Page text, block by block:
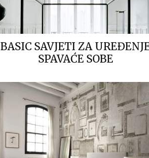
BASIC SAVJETI ZA
SPAVAĆE SOBE